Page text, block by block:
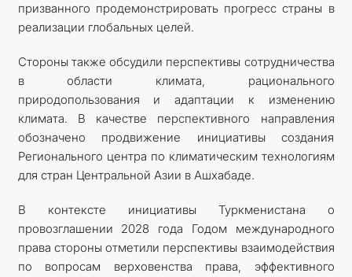
призванного продемонстрировать прогресс страны в
реализации глобальных целей.
Стороны также обсудили перспективы сотрудничества
в области климата, рационального
природопользования и адаптации к изменению
климата. В качестве перспективного направления
обозначено продвижение инициативы создания
Регионального центра по климатическим технологиям
для стран Центральной Азии в Ашхабаде.
В контексте инициативы Туркменистана о
провозглашении 2028 года Годом международного
права стороны отметили перспективы взаимодействия
по вопросам верховенства права, эффективного